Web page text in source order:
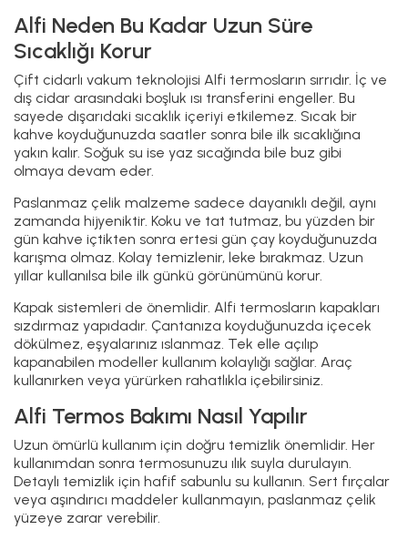
Alfi Neden Bu Kadar Uzun Süre
Sıcaklığı Korur
Çift cidarlı vakum teknolojisi Alfi termosların sırrıdır. İç ve
dış cidar arasındaki boşluk ısı transferini engeller. Bu
sayede dışarıdaki sıcaklık içeriyi etkilemez. Sıcak bir
kahve koyduğunuzda saatler sonra bile ilk sıcaklığına
yakın kalır. Soğuk su ise yaz sıcağında bile buz gibi
olmaya devam eder.
Paslanmaz çelik malzeme sadece dayanıklı değil, aynı
zamanda hijyeniktir. Koku ve tat tutmaz, bu yüzden bir
gün kahve içtikten sonra ertesi gün çay koyduğunuzda
karışma olmaz. Kolay temizlenir, leke bırakmaz. Uzun
yıllar kullanılsa bile ilk günkü görünümünü korur.
Kapak sistemleri de önemlidir. Alfi termosların kapakları
sızdırmaz yapıdadır. Çantanıza koyduğunuzda içecek
dökülmez, eşyalarınız ıslanmaz. Tek elle açılıp
kapanabilen modeller kullanım kolaylığı sağlar. Araç
kullanırken veya yürürken rahatlıkla içebilirsiniz.
Alfi Termos Bakımı Nasıl Yapılır
Uzun ömürlü kullanım için doğru temizlik önemlidir. Her
kullanımdan sonra termosunuzu ılık suyla durulayın.
Detaylı temizlik için hafif sabunlu su kullanın. Sert fırçalar
veya aşındırıcı maddeler kullanmayın, paslanmaz çelik
yüzeye zarar verebilir.